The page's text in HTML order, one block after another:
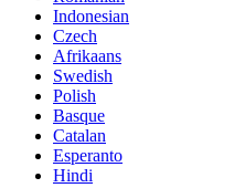
Indonesian
Czech
Afrikaans
Swedish
Polish
Basque
Catalan
Esperanto
Hindi